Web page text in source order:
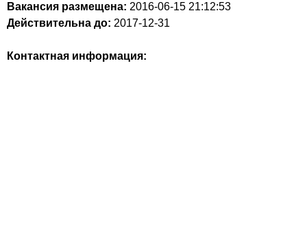
Вакансия размещена: 2016-06-15 21:12:53
Действительна до: 2017-12-31
Контактная информация: